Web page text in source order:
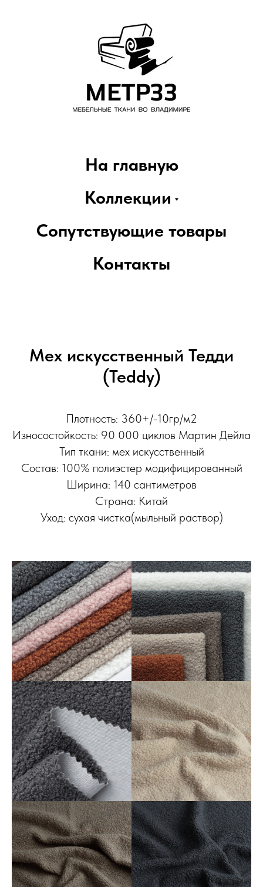
На главную
Коллекции
Сопутствующие товары
Контакты
Мех искусственный Тедди
(Teddy)
Плотность: 360+/-10гр/м2
Износостойкость: 90 000 циклов Мартин Дейла
Тип ткани: мех искусственный
Состав: 100% полиэстер модифицированный
Ширина: 140 сантиметров
Страна: Китай
Уход: сухая чистка(мыльный раствор)